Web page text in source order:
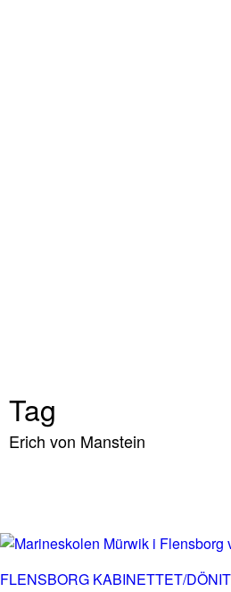
Tag
Erich von Manstein
FLENSBORG KABINETTET/